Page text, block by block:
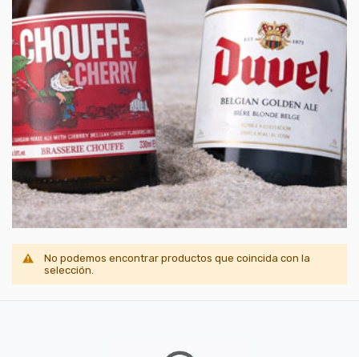
No podemos encontrar productos que coincida con la
selección.